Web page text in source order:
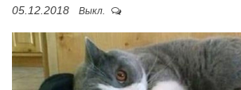
05.12.2018 Выкл.